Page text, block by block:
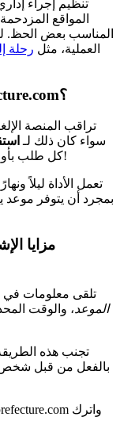
تنظيم إجراء
المواقع
المناسب بعض الحظ.
العملية، مثل رحلة
لماذا التسجيل على rendezvousprefecture.com؟
تراقب المنصة
سواء كان ذلك لـ
كل طلب بأولوية. لم تعد بحاجة للتحقق يدويًا من التحديثات!
تعمل الأداة ليلاً
بمجرد أن يتوفر موعد
مزايا
تلقى معلومات في
الموعد، والوقت
تجنب هذه
بالفعل من قبل شخص